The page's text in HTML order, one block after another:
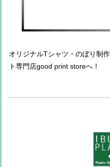
オリジナルTシャツ・のぼり制
ト専門店good print storeへ！